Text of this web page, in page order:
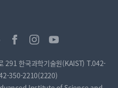
조를 다시 성장해 나노 팁 끝에
공해 스펙트럼 폭이 매우 작은
면, 패터닝 등의 공정 없이도 단일
에서 생성된 빛이 외부로 쉽게
. 이와 함께 연구팀은 박막
291 한국과학기술원(KAIST) T.042-
350-2210(2220)